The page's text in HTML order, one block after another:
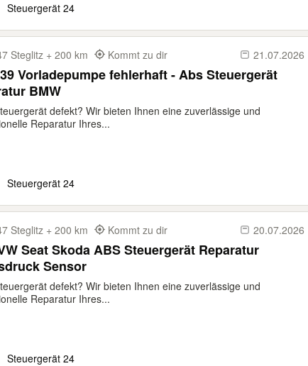
Steuergerät 24
Steglitz + 200 km Kommt zu dir 21.07.2026
Vorladepumpe fehlerhaft - Abs Steuergerät
BMW
defekt? Wir bieten Ihnen eine zuverlässige und
Reparatur Ihres...
Steuergerät 24
Steglitz + 200 km Kommt zu dir 20.07.2026
Seat Skoda ABS Steuergerät Reparatur
Sensor
defekt? Wir bieten Ihnen eine zuverlässige und
Reparatur Ihres...
Steuergerät 24